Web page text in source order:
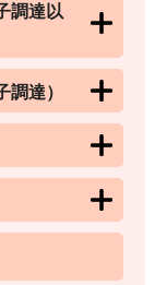
調達以
達）